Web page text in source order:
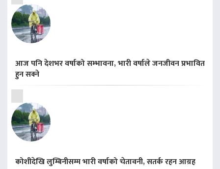
आज पनि देशभर वर्षाको सम्भावना, भारी वर्षाले जनजीवन प्रभावित
हुन सक्ने
कोशीदेखि लुम्बिनीसम्म भारी वर्षाको चेतावनी, सतर्क रहन आग्रह